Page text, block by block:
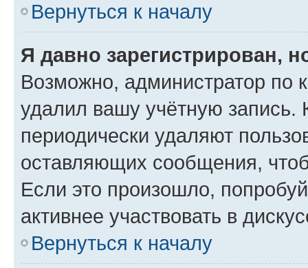
Вернуться к началу
Я давно зарегистрирован,
Возможно, администратор по
удалил вашу учётную запись.
периодически удаляют
оставляющих сообщения,
Если это произошло,
активнее участвовать в
Вернуться к началу